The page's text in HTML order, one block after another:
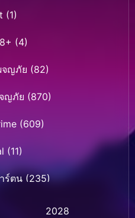
(1)
(4)
จญภัย (82)
ญภัย (870)
(609)
(11)
ร์ตูน (235)
ร์ตูน (32)2028